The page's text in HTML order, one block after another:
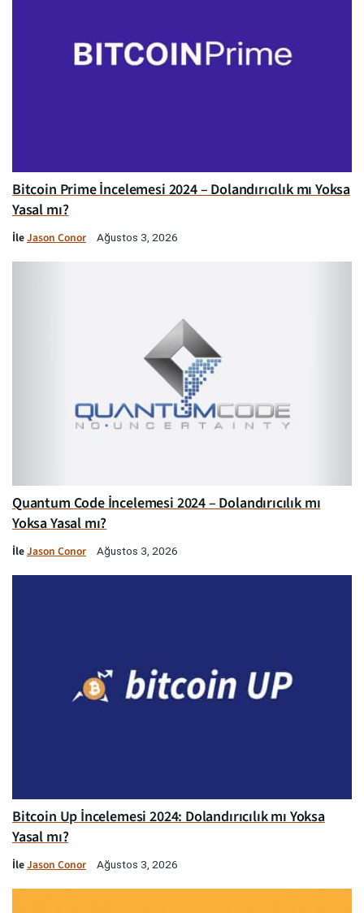
Bitcoin Prime İncelemesi 2024 – Dolandırıcılık mı Yoksa
Yasal mı?
İleJason Conor Ağustos 3, 2026
Quantum Code İncelemesi 2024 – Dolandırıcılık mı
Yoksa Yasal mı?
İleJason Conor Ağustos 3, 2026
Bitcoin Up İncelemesi 2024: Dolandırıcılık mı Yoksa
Yasal mı?
İleJason Conor Ağustos 3, 2026